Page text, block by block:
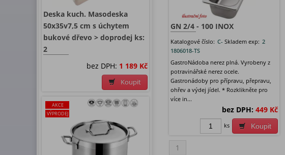
Deska kuch. Masodeska
50x35v7,5 cm s úchytem
bukové dřevo > doprodej ks:
2
bez DPH: 1 189 Kč
Koupit
AKCE
VÝPRODEJ
GN 2/4 - 100 INOX
Katalogové číslo: C-
1806018-TS
Skladem exp: 2
GastroNádoba nerez plná. Vyrobeny z
potravinářské nerez ocele.
Gastronádoby pro přípravu, přepravu,
ohřev a výdej jídel. * Rozklikněte pro
více in...
bez DPH: 449 Kč
Koupit
ks
1